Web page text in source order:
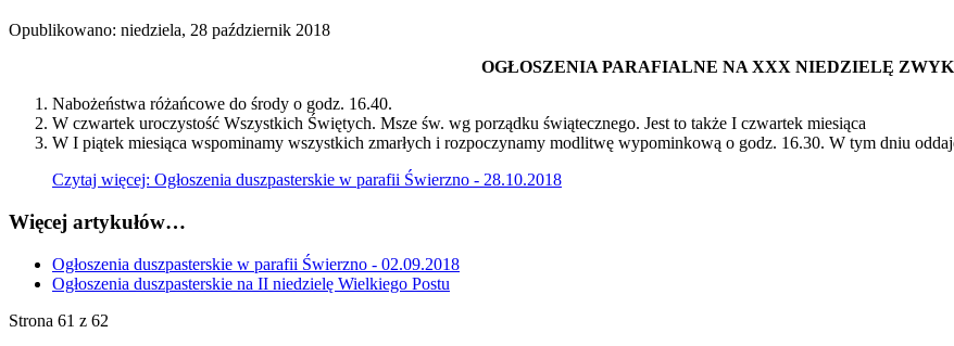
Opublikowano: niedziela, 28 październik 2018
OGŁOSZENIA PARAFIALNE NA XXX NIEDZIELĘ
Nabożeństwa różańcowe do środy o godz. 16.40.
W czwartek uroczystość Wszystkich Świętych. Msze św. wg porządku świątecznego. Jest to także I czwartek miesiąca
W I piątek miesiąca wspominamy wszystkich zmarłych i rozpoczynamy modlitwę wypominkową o godz. 16.30. W tym dniu
Czytaj więcej: Ogłoszenia duszpasterskie w parafii Świerzno - 28.10.2018
Więcej artykułów…
Ogłoszenia duszpasterskie w parafii Świerzno - 02.09.2018
Ogłoszenia duszpasterskie na II niedzielę Wielkiego Postu
Strona 61 z 62